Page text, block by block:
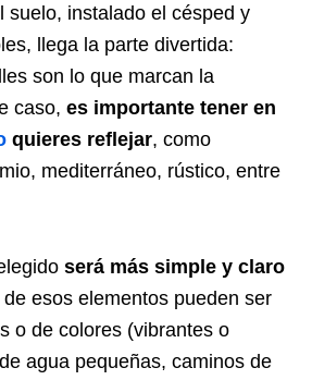
suelo, instalado el césped y
llega la parte divertida:
son lo que marcan la
caso, es importante tener en
quieres reflejar, como
mediterráneo, rústico, entre
será más simple y claro
de esos elementos pueden ser
o de colores (vibrantes o
agua pequeñas, caminos de